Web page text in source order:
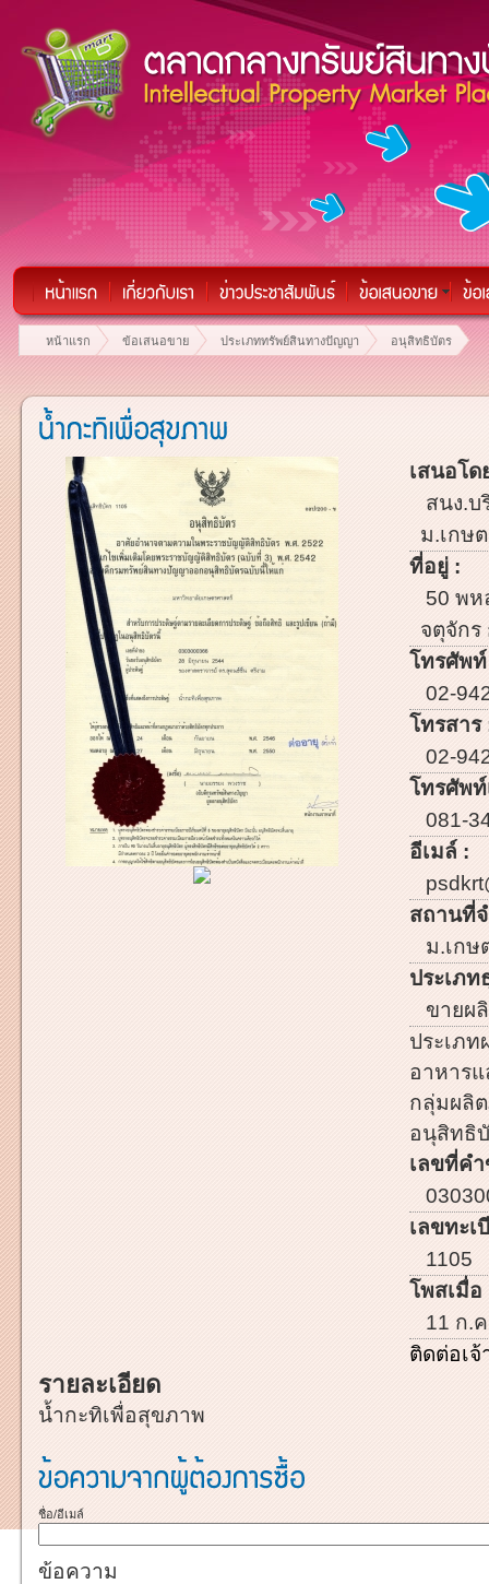
หน้าแรก ข้อเสนอขาย ประเภททรัพย์สินทางปัญญา อนุสิทธิบัตร
เสนอโด
สนง.บ
ม.เกษ
ที่อยู่ :
50 พห
จตุจักร
โทรศัพ
02-
โทรสาร
02-
โทรศัพ
081-
อีเมล์ :
สถานที่
ม.เกษ
ประเภท
ขายผ
ประเภท
อาหารแ
กลุ่มผลิ
อนุสิทธิ
เลขที่ค
เลขทะเ
1105
โพสเมื่อ
11 ก.
ติดต่อเจ้
รายละเอียด
น้ำกะทิเพื่อสุขภาพ
ชื่อ/อีเมล์
ข้อความ